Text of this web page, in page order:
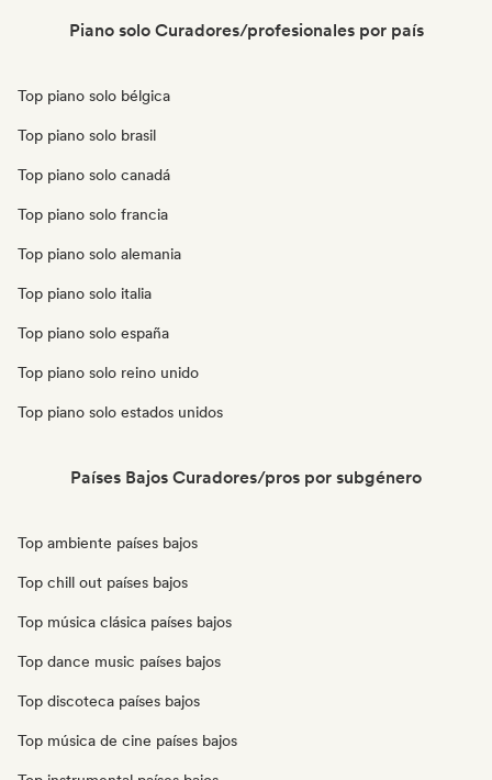
Piano solo Curadores/profesionales por país
Top piano solo bélgica
Top piano solo brasil
Top piano solo canadá
Top piano solo francia
Top piano solo alemania
Top piano solo italia
Top piano solo españa
Top piano solo reino unido
Top piano solo estados unidos
Países Bajos Curadores/pros por subgénero
Top ambiente países bajos
Top chill out países bajos
Top música clásica países bajos
Top dance music países bajos
Top discoteca países bajos
Top música de cine países bajos